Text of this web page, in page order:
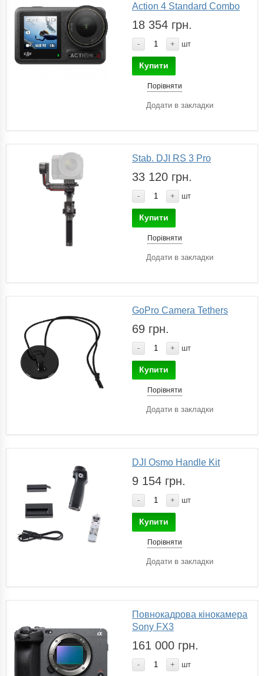
Action 4 Standard Combo
18 354 грн.
- + шт
Купити
Порівняти
Додати в закладки
Stab. DJI RS 3 Pro
33 120 грн.
- + шт
Купити
Порівняти
Додати в закладки
GoPro Camera Tethers
69 грн.
- + шт
Купити
Порівняти
Додати в закладки
DJI Osmo Handle Kit
9 154 грн.
- + шт
Купити
Порівняти
Додати в закладки
Повнокадрова кінокамера
Sony FX3
161 000 грн.
- + шт